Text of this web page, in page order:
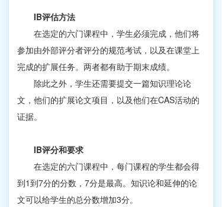
IB评估方法
在选定的六门课程中，学生必须完成，他们将
参加由外部评分者评分的规范考试，以及在课堂上
完成的扩展任务。两者都有助于期末成绩。
除此之外，学生还需要提交一篇知识理论论
文，他们的扩展论文项目，以及他们在CAS活动的
证据。
IB评分和要求
在选定的六门课程中，每门课程的学生都会得
到1到7分的分数，7分是最高。知识论和延伸的论
文可以给学生的总分数增加3分。